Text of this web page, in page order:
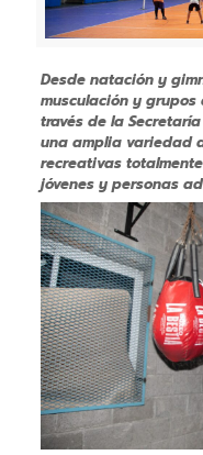
Desde natación y
musculación y
través de la
una amplia variedad
recreativas
jóvenes y personas